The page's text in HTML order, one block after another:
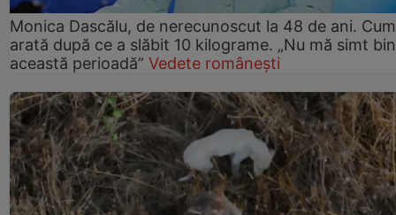
Monica Dascălu, de nerecunoscut la 48 de ani. Cum
arată după ce a slăbit 10 kilograme. „Nu mă simt
această perioadă” Vedete românești